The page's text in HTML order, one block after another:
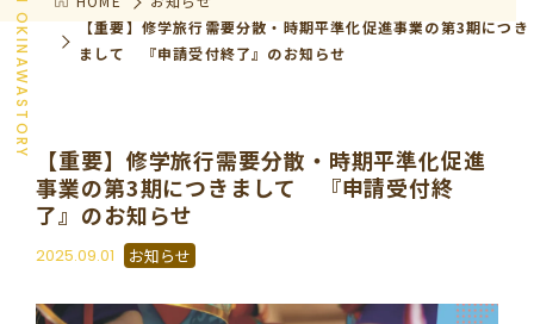
JP お気に入りリスト
お知らせ
プログラム
支援･イベント
【重要】修学旅行需要分散・時期平準化促進事業の第3期につき
まして 『申請受付終了』のお知らせ
【重要】修学旅行需要分散・時期平準化促進
事業の第3期につきまして 『申請受付終
了』のお知らせ
2025.09.01 お知らせ